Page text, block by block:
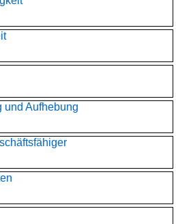
und Aufhebung